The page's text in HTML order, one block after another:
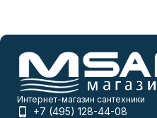
Интернет-магазин сантехники
+7 (495) 128-44-08